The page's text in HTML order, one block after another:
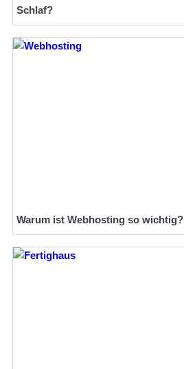
Schlaf?
Warum ist Webhosting so wichtig?